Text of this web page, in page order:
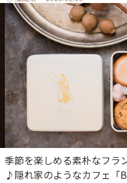
季節を楽しめる素朴なフラ
♪隠れ家のようなカフェ「